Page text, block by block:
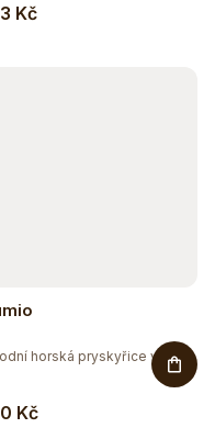
Kč
Kč
horská pryskyřice v...